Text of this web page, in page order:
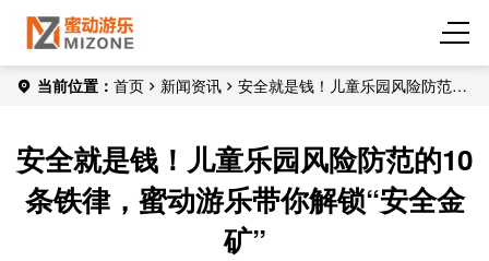
当前位置： 首页 新闻资讯
安全就是钱！儿童乐园风险防范的
安全就是钱！儿童乐园风险防范的10
条铁律，蜜动游乐带你解锁“安全金
矿”